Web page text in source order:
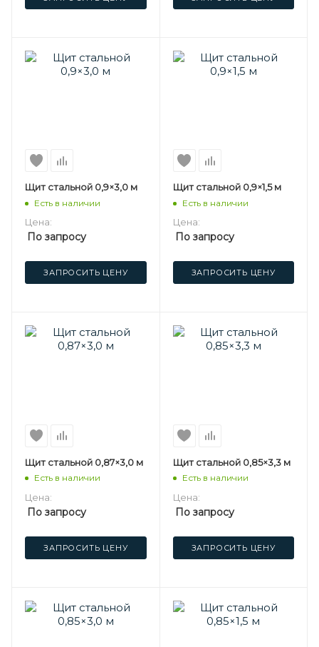
Щит стальной 0,9×3,0 м
Есть в наличии
Цена:
По запросу
ЗАПРОСИТЬ ЦЕНУ
Щит стальной 0,9×1,5 м
Есть в наличии
Цена:
По запросу
ЗАПРОСИТЬ ЦЕНУ
Щит стальной 0,87×3,0 м
Есть в наличии
Цена:
По запросу
ЗАПРОСИТЬ ЦЕНУ
Щит стальной 0,85×3,3 м
Есть в наличии
Цена:
По запросу
ЗАПРОСИТЬ ЦЕНУ